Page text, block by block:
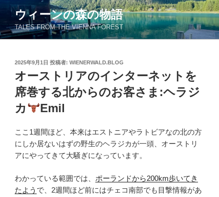
テ
ン
ウィーンの森の物語
TALES FROM THE VIENNA FOREST
投
日:
2025年9月1日 投稿者: WIENERWALD.BLOG
オーストリアのインターネットを
席巻する北からのお客さま:ヘラジ
カ
Emil
ここ1週間ほど、本来はエストニアやラトビアなの北の方
にしか居ないはずの野生のヘラジカが一頭、オーストリ
アにやってきて大騒ぎになっています。
わかっている範囲では、 ポーランドから200km歩いてき
たよう で、2週間ほど前にはチェコ南部でも目撃情報があ